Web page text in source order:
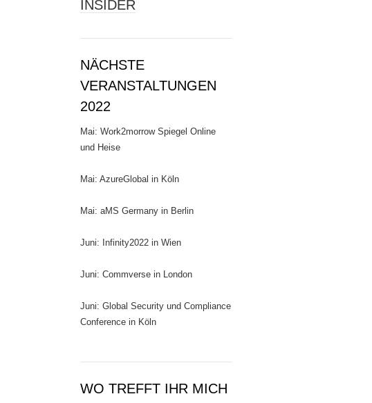
INSIDER
NÄCHSTE
VERANSTALTUNGEN
2022
Mai: Work2morrow Spiegel Online
und Heise
Mai: AzureGlobal in Köln
Mai: aMS Germany in Berlin
Juni: Infinity2022 in Wien
Juni: Commverse in London
Juni: Global Security und Compliance
Conference in Köln
WO TREFFT IHR MICH